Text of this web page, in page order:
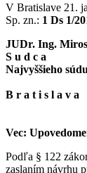
V Bratislave 21.
Sp. zn.: 1 Ds 1/
JUDr. Ing.
S u d c a
Najvyššieho
B r a t i s l a v a
Vec:
Podľa § 122
zaslaním návrhu